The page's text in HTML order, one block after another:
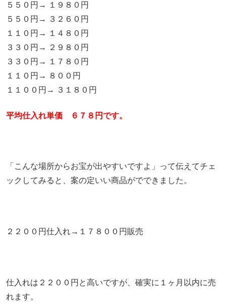
５５０円→ １９８０円
５５０円→ ３２６０円
１１０円→ １４８０円
３３０円→ ２９８０円
３３０円→ １７８０円
１１０円→ ８００円
１１００円→ ３１８０円
平均仕入れ単価 ６７８円です。
「こんな場所からお宝が出やすいですよ」って伝えてチェ
ックしてみると、案の定いい商品がでできました。
２２００円仕入れ→１７８００円販売
仕入れは２２００円と高いですが、確実に１ヶ月以内に売
れます。